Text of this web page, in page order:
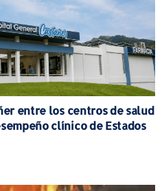
entre los centros de salud
clínico de Estados